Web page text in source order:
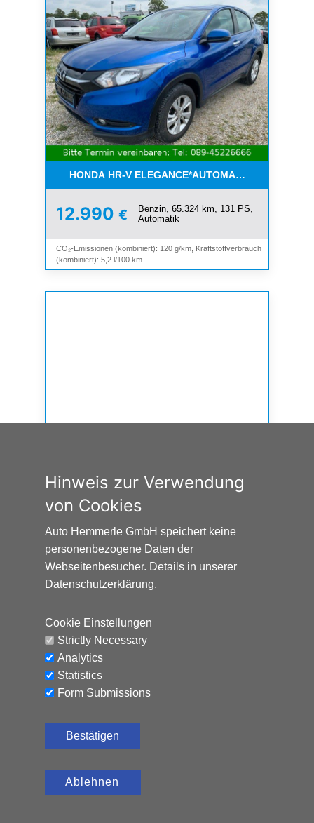
HONDA HR-V
12.990 €
Benzin, 65.324 km, 131 PS,
Automatik
CO₂-Emissionen (kombiniert): 120 g/km, Kraftstoffverbrauch
(kombiniert): 5,2 l/100 km
FIAT 500 DOLCEVITA* NAVI*
13.490
Hinweis zur Verwendung
von Cookies
Auto Hemmerle GmbH speichert keine
personenbezogene Daten der
Webseitenbesucher. Details in unserer
Datenschutzerklärung.
Cookie Einstellungen
Strictly Necessary
Analytics
Statistics
Form Submissions
Bestätigen
Ablehnen